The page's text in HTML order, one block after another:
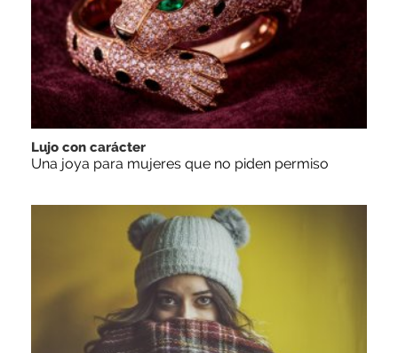
Lujo con carácter
Una joya para mujeres que no piden permiso